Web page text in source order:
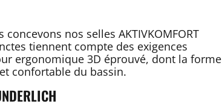
nos selles AKTIVKOMFORT
tiennent compte des exigences
ergonomique 3D éprouvé, dont la forme
confortable du bassin.